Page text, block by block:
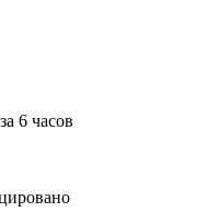
6 часов